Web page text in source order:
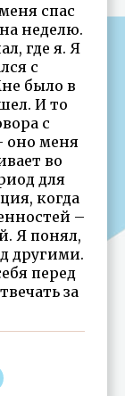
спас
неделю.
где я. Я
с
было в
И то
с
оно меня
во
для
когда
–
Я понял,
другими.
перед
за